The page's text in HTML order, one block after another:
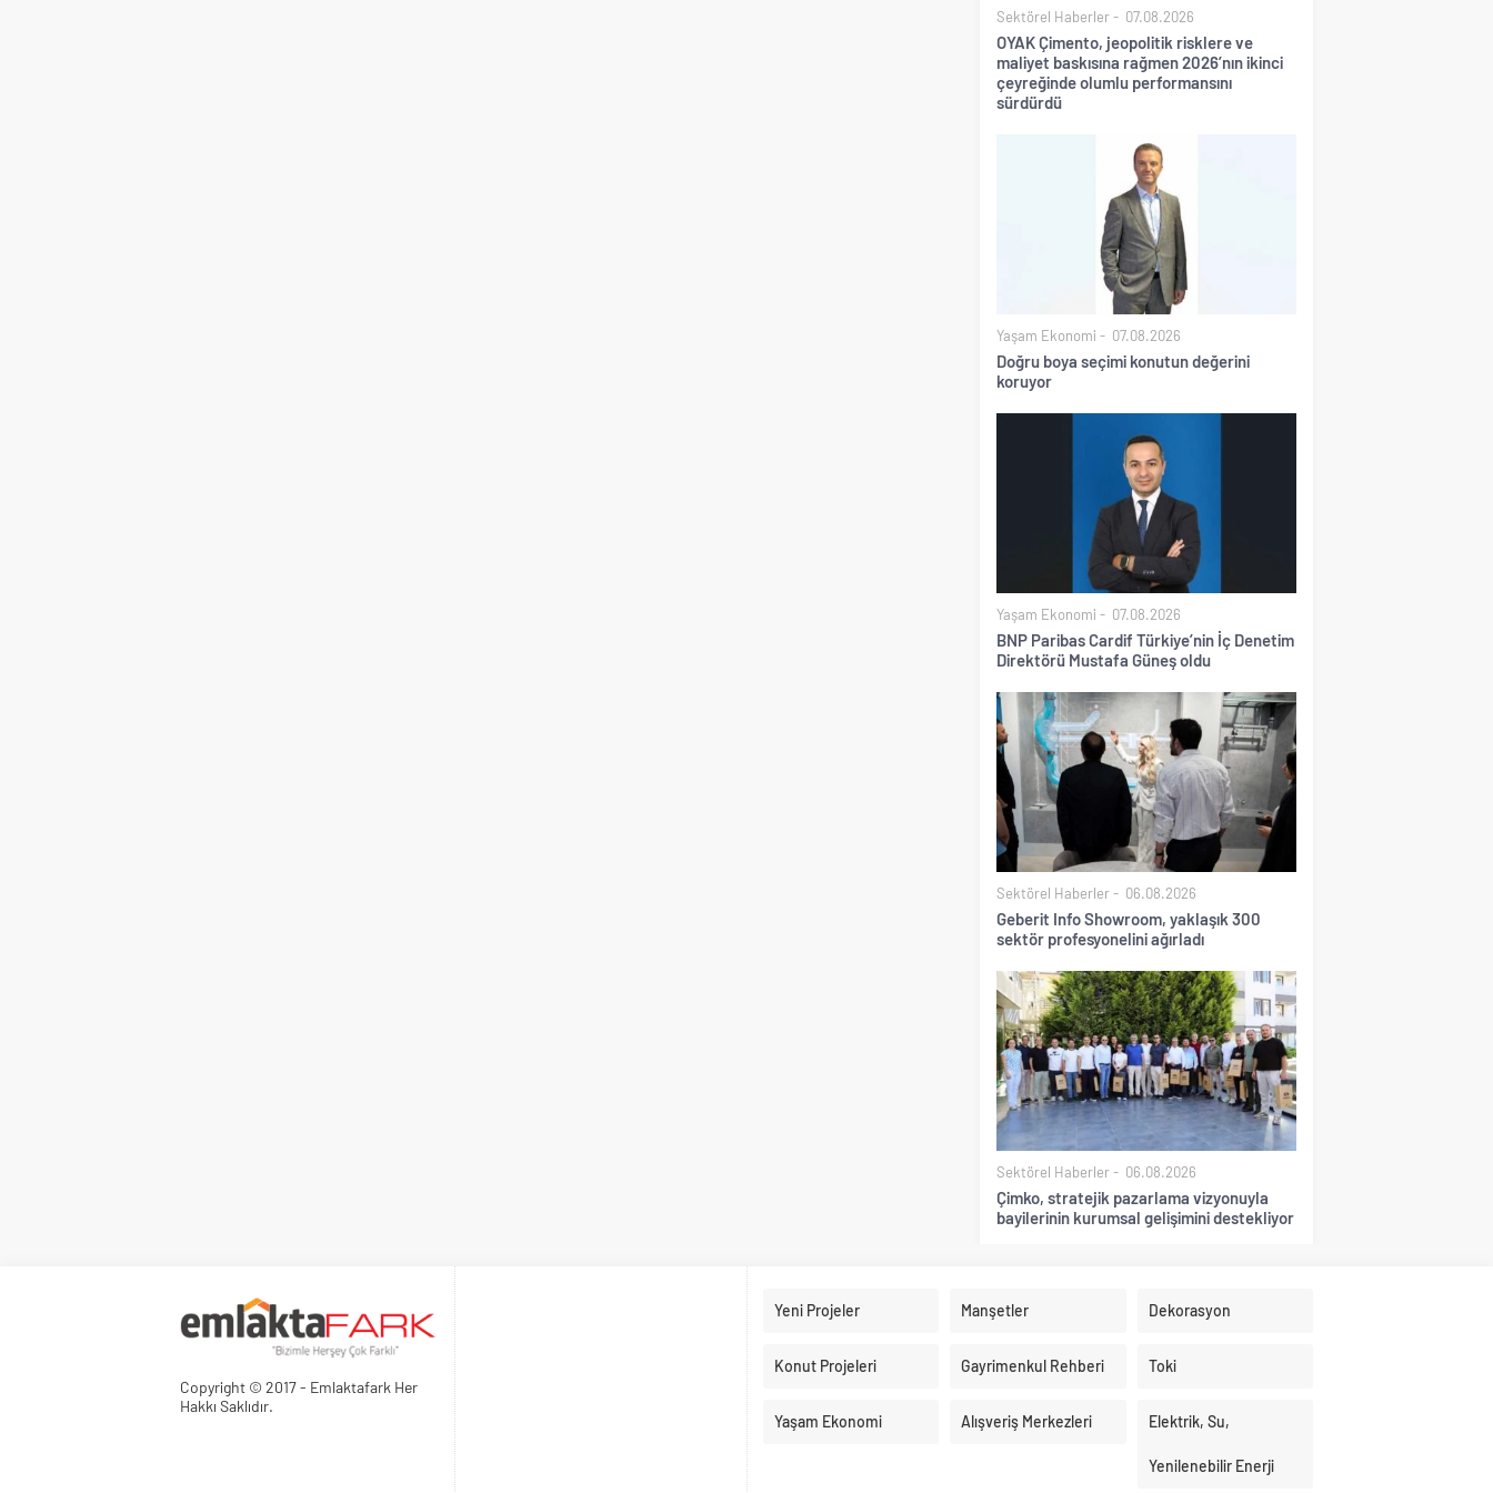
Sektörel Haberler 07.08.2026
OYAK Çimento, jeopolitik risklere ve
maliyet baskısına rağmen 2026’nın ikinci
çeyreğinde olumlu performansını
sürdürdü
Yaşam Ekonomi 07.08.2026
Doğru boya seçimi konutun değerini
koruyor
Yaşam Ekonomi 07.08.2026
BNP Paribas Cardif Türkiye’nin İç Denetim
Direktörü Mustafa Güneş oldu
Sektörel Haberler 06.08.2026
Geberit Info Showroom, yaklaşık 300
sektör profesyonelini ağırladı
Sektörel Haberler 06.08.2026
Çimko, stratejik pazarlama vizyonuyla
bayilerinin kurumsal gelişimini destekliyor
Copyright © 2017 - Emlaktafark Her
Hakkı Saklıdır.
Yeni Projeler Manşetler Dekorasyon
Konut Projeleri Gayrimenkul Rehberi Toki
Yaşam Ekonomi Alışveriş Merkezleri Elektrik, Su,
Yenilenebilir Enerji